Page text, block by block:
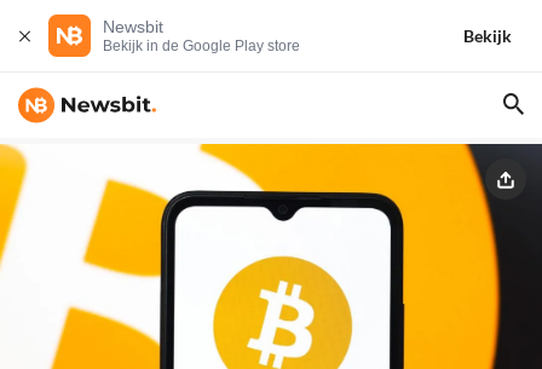
Newsbit
Bekijk in de Google Play store
Bekijk